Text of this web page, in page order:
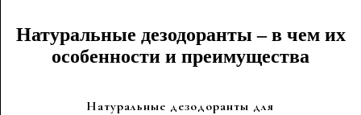
Натуральные дезодоранты – в чем их
особенности и преимущества
Натуральные дезодоранты для